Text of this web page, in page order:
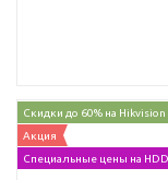
Скидки до 60% на Hikvision
Акция
Специальные цены на